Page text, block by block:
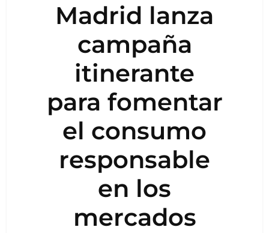
Madrid lanza
campaña
itinerante
para fomentar
el consumo
responsable
en los
mercados